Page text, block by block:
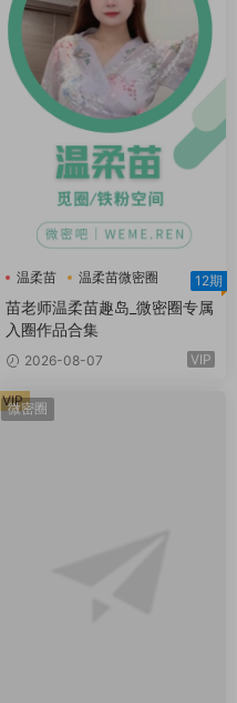
温柔苗
温柔苗微密圈
温柔苗趣岛
12期
苗老师温柔苗趣岛_微密圈专属
入圈作品合集
2026-08-07 VIP
微密圈
VIP